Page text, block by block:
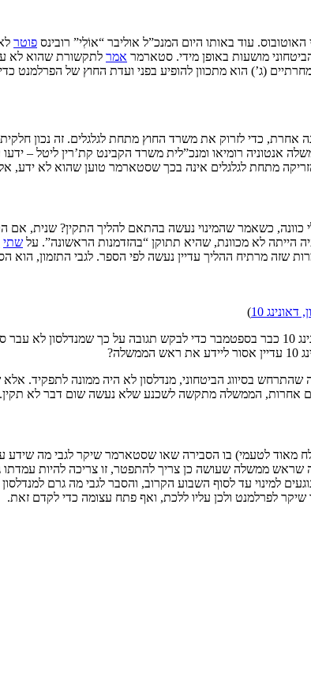
עוד באותו היום המנכ”ל אוליבר “אוֹלִי” רובינס פוטר
מושעות באופן מידי. סטארמר אמר לתקשורת שהוא לא
(ג’) הוא מתכוון להופיע בפני ועדת החוץ של הפרלמנט
כדי לזרוק את משרד החוץ מתחת לגלגלים. זה נכון חלקית:
אנטוניה רומיאו ומנכ”לית משרד הקבינט קת’רין ליטל –
מתחת לגלגלים אינה בכך שסטארמר טוען שהוא לא ידע,
כשאמר שהמינוי נעשה בהתאם להליך התקין? שנית, אם
הייתה לא מכוונת, שהיא תתוקן “בהזדמנות הראשונה”. על שתי
שזה מרתיח ההליך עדיין נעשה לפי הספר. לגבי התזמון,
דאונינג 10
)
לדוברות של דאונינג 10 כבר בספטמבר כדי לבקש תגובה על כך
בסיווג הביטחוני, מנדלסון לא היה ממונה לתפקיד. אלא
אחרות, הממשלה מתקשה לשכנע שלא נעשה שום דבר לא תקין.
מאוד לטעמי) בו הסבירה שאו שסטארמר שיקר לגבי מה שידע
ממשלה שעושה כן צריך להתפטר, זו צריכה להיות
עד לסוף השבוע הקרוב, והסבר לגבי מה גרם למנדלסון
לפרלמנט ולכן עליו ללכת, ואף פתח עצומה כדי לקדם זאת.